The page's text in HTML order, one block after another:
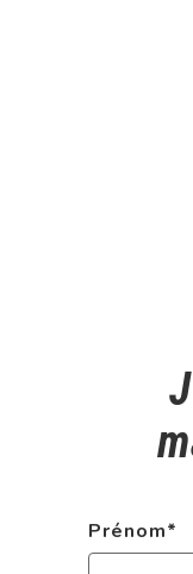
Prénom*